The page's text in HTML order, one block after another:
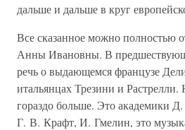
дальше и дальше в круг
Все сказанное можно полностью
Анны Ивановны. В
речь о выдающемся французе
итальянцах Трезини и
гораздо больше. Это академики
Г. В. Крафт, И. Гмелин, это